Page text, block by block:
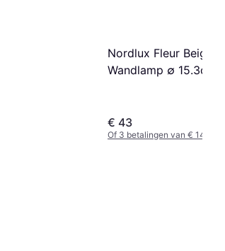
Nordlux Fleur Beige
Wandlamp ∅ 15.3cm
€ 43
Of 3 betalingen van € 14,33/